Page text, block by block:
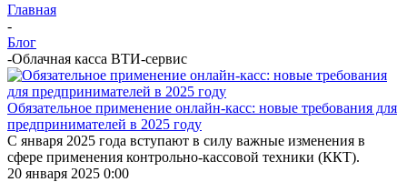
Главная
-
Блог
-Облачная касса ВТИ-сервис
Обязательное применение онлайн-касс: новые требования для
предпринимателей в 2025 году
С января 2025 года вступают в силу важные изменения в
сфере применения контрольно-кассовой техники (ККТ).
20 января 2025 0:00